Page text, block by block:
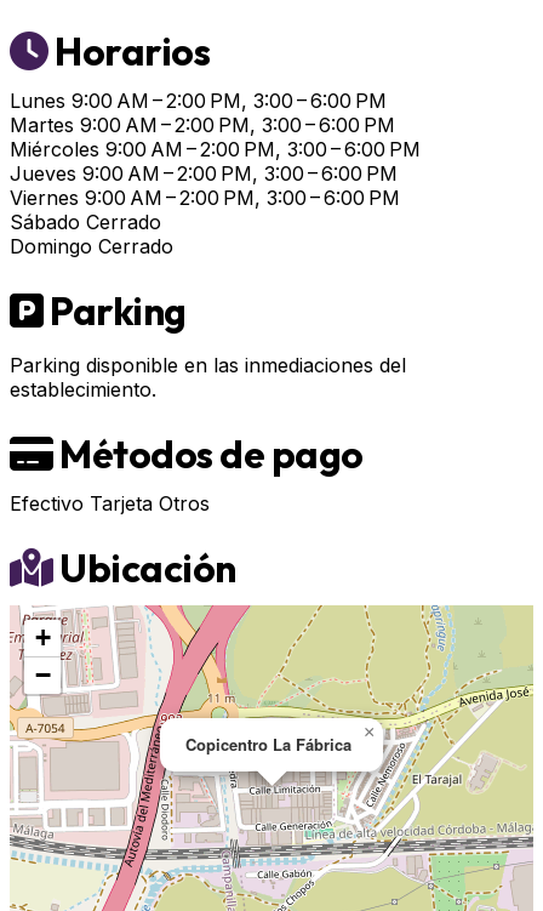
Horarios
Lunes 9:00 AM – 2:00 PM, 3:00 – 6:00 PM
Martes 9:00 AM – 2:00 PM, 3:00 – 6:00 PM
Miércoles 9:00 AM – 2:00 PM, 3:00 – 6:00 PM
Jueves 9:00 AM – 2:00 PM, 3:00 – 6:00 PM
Viernes 9:00 AM – 2:00 PM, 3:00 – 6:00 PM
Sábado Cerrado
Domingo Cerrado
Parking
Parking disponible en las inmediaciones del
establecimiento.
Métodos de pago
Efectivo Tarjeta Otros
Ubicación
Copicentro La Fábrica
×
+
−